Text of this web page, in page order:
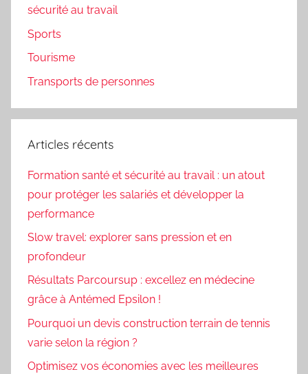
sécurité au travail
Sports
Tourisme
Transports de personnes
Articles récents
Formation santé et sécurité au travail : un atout
pour protéger les salariés et développer la
performance
Slow travel: explorer sans pression et en
profondeur
Résultats Parcoursup : excellez en médecine
grâce à Antémed Epsilon !
Pourquoi un devis construction terrain de tennis
varie selon la région ?
Optimisez vos économies avec les meilleures